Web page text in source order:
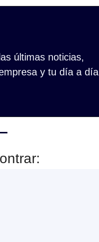
últimas noticias,
y tu día a día